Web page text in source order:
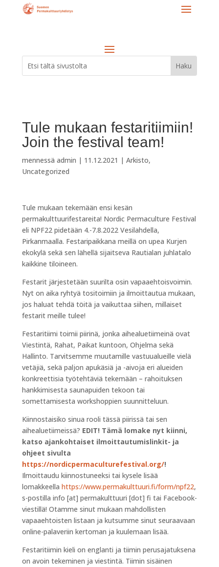
Tule mukaan festaritiimiin!
Join the festival team!
mennessä admin | 11.12.2021 | Arkisto,
Uncategorized
Tule mukaan tekemään ensi kesän
permakulttuurifestareita! Nordic Permaculture Festival
eli NPF22 pidetään 4.-7.8.2022 Vesilahdella,
Pirkanmaalla. Festaripaikkana meillä on upea Kurjen
ekokylä sekä sen lähellä sijaitseva Rautialan juhlatalo
kaikkine tiloineen.
Festarit järjestetään suurilta osin vapaaehtoisvoimin.
Nyt on aika ryhtyä tositoimiin ja ilmoittautua mukaan,
jos haluat tehdä töitä ja vaikuttaa siihen, millaiset
festarit meille tulee!
Festaritiimi toimii piirinä, jonka aihealuetiimeinä ovat
Viestintä, Rahat, Paikat kuntoon, Ohjelma sekä
Hallinto. Tarvitsemme muutamille vastuualueille vielä
vetäjiä, sekä paljon apukäsiä ja -aivoja eri alueiden
konkreettisia työtehtäviä tekemään – rahoituksen
hankkimisesta saunapuiden tekoon tai
somettamisesta workshoppien suunnitteluun.
Kiinnostaisiko sinua rooli tässä piirissä tai sen
aihealuetiimeissä? EDIT! Tämä lomake nyt kiinni,
katso ajankohtaiset ilmoittautumislinkit- ja
ohjeet sivulta
https://nordicpermaculturefestival.org/!
Ilmoittaudu kiinnostuneeksi tai kysele lisää
lomakkeella https://www.permakulttuuri.fi/form/npf22,
s-postilla info [at] permakulttuuri [dot] fi tai Facebook-
viestillä! Otamme sinut mukaan mahdollisten
vapaaehtoisten listaan ja kutsumme sinut seuraavaan
online-palaveriin kertoman ja kuulemaan lisää.
Festaritiimin kieli on englanti ja tiimin perusajatuksena
on avoin tekeminen ja viestintä. Tiimin sisäinen